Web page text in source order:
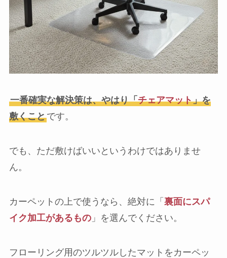
一番確実な解決策は、やはり「チェアマット」を
敷くことです。
でも、ただ敷けばいいというわけではありませ
ん。
カーペットの上で使うなら、絶対に「 裏面にスパ
イク加工があるもの」を選んでください。
フローリング用のツルツルしたマットをカーペッ